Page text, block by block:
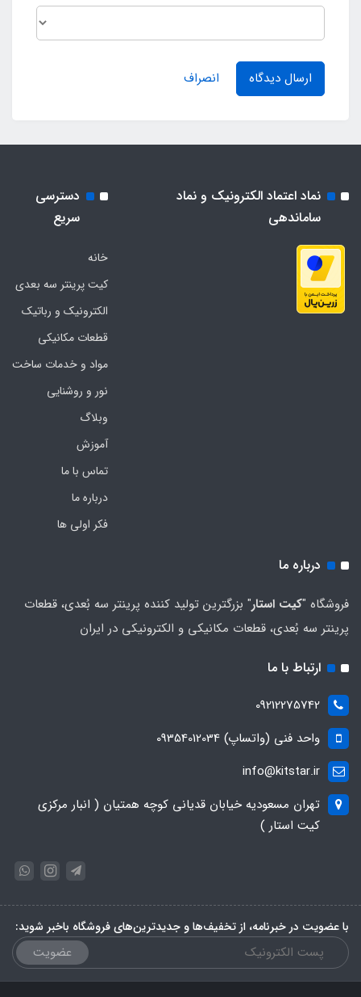
ارسال دیدگاه انصراف
نماد اعتماد الکترونیک و نماد
ساماندهی
دسترسی
سریع
خانه
کیت پرینتر سه بعدی
الکترونیک و رباتیک
قطعات مکانیکی
مواد و خدمات ساخت
نور و روشنایی
وبلاگ
آموزش
تماس با ما
درباره ما
فکر اولی ها
درباره ما
فروشگاه "کیت استار" بزرگترین تولید کننده پرینتر سه بُعدی، قطعات
پرینتر سه بُعدی، قطعات مکانیکی و الکترونیکی در ایران
ارتباط با ما
09212275742
واحد فنی (واتساپ) 09354012034
info@kitstar.ir
تهران مسعودیه خیابان قدیانی کوچه همتیان ( انبار مرکزی
کیت استار )
با عضویت در خبرنامه، از تخفیف‌ها و جدیدترین‌های فروشگاه باخبر شوید:
عضویت